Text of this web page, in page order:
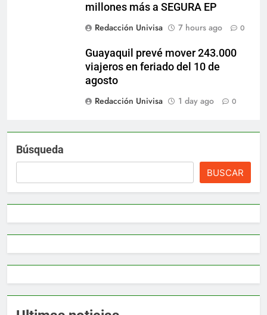
millones más a SEGURA EP
Redacción Univisa
7 hours ago 0
Guayaquil prevé mover 243.000
viajeros en feriado del 10 de
agosto
Redacción Univisa
1 day ago 0
Búsqueda
BUSCAR